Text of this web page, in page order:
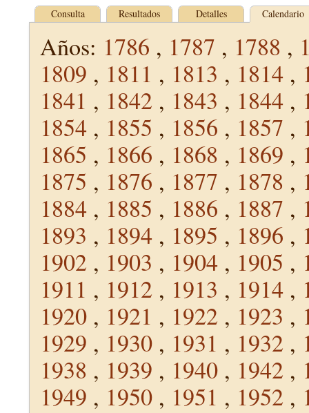
Consulta Resultados Detalles Calendario
Años: 1786 , 1787 , 1788 ,
1809 , 1811 , 1813 , 1814 ,
1841 , 1842 , 1843 , 1844 ,
1854 , 1855 , 1856 , 1857 ,
1865 , 1866 , 1868 , 1869 ,
1875 , 1876 , 1877 , 1878 ,
1884 , 1885 , 1886 , 1887 ,
1893 , 1894 , 1895 , 1896 ,
1902 , 1903 , 1904 , 1905 ,
1911 , 1912 , 1913 , 1914 ,
1920 , 1921 , 1922 , 1923 ,
1929 , 1930 , 1931 , 1932 ,
1938 , 1939 , 1940 , 1942 ,
1949 , 1950 , 1951 , 1952 ,